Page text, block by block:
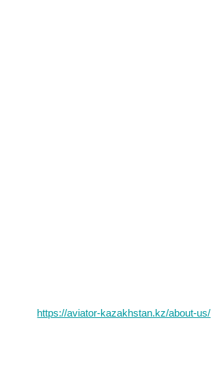
https://aviator-kazakhstan.kz/about-us/